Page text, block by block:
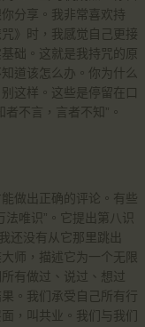
分享。我非常喜欢持
》时，我感觉自己更接
础。这就是我持咒的原
道该怎么办。你为什么
这样。这些是停留在口
不言，言者不知”。
做出正确的评论。有些
唯识”。它提出第八识
还没有从它那里跳出
师，描述它为一个无限
有做过、说过、想过
。我们承受自己所有行
，叫共业。我们与我们